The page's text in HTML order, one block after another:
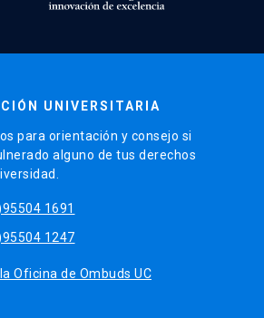
UNIVERSITARIA
para orientación y consejo si
alguno de tus derechos
1691
1247
la Oficina de Ombuds UC